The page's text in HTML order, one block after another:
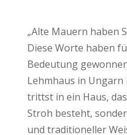
„Alte Mauern haben
Diese Worte haben
Bedeutung
Lehmhaus in Ungarn
trittst in ein Haus,
Stroh besteht,
und traditioneller